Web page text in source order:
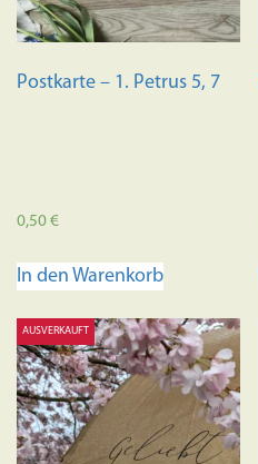
Postkarte – 1. Petrus 5, 7
0,50€
In den Warenkorb
AUSVERKAUFT